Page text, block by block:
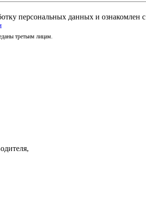
персональных данных и ознакомлен с
третьим лицам.